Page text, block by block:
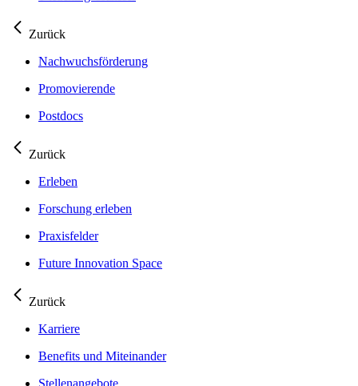
Zurück
Nachwuchsförderung
Promovierende
Postdocs
Zurück
Erleben
Forschung erleben
Praxisfelder
Future Innovation Space
Zurück
Karriere
Benefits und Miteinander
Stellenangebote